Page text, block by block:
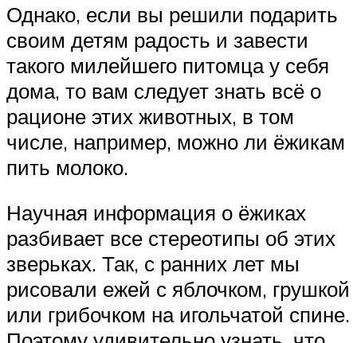
Однако, если вы решили подарить
своим детям радость и завести
такого милейшего питомца у себя
дома, то вам следует знать всё о
рационе этих животных, в том
числе, например, можно ли ёжикам
пить молоко.
Научная информация о ёжиках
разбивает все стереотипы об этих
зверьках. Так, с ранних лет мы
рисовали ежей с яблочком, грушкой
или грибочком на игольчатой спине.